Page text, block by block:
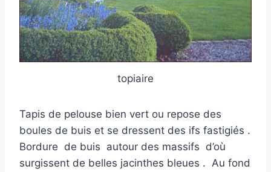
topiaire
Tapis de pelouse bien vert ou repose des
boules de buis et se dressent des ifs fastigiés .
Bordure de buis autour des massifs d’où
surgissent de belles jacinthes bleues . Au fond